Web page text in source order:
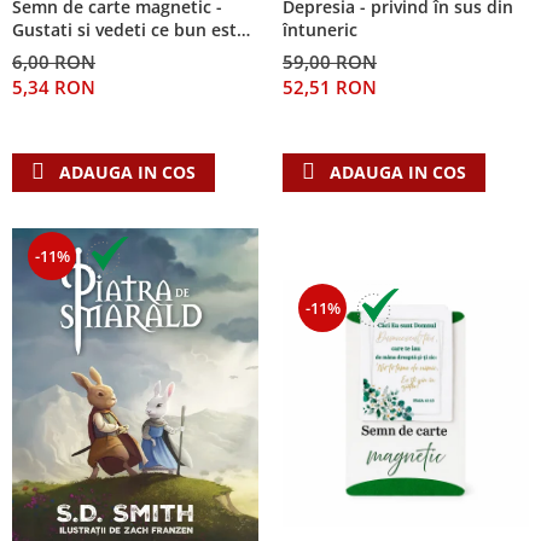
Despre afaceri
Dezvoltare personala
Leadership
Mediu
Semn de carte magnetic -
Gustati si vedeti ce bun este
Domnul!
6,00 RON
5,34 RON
ADAUGA IN COS
Depresia - privind în sus din
întuneric
59,00 RON
52,51 RON
ADAUGA IN COS
-11%
-11%